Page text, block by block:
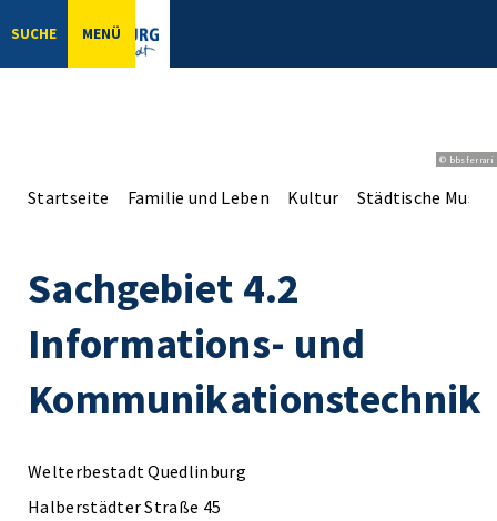
SUCHE MENÜ
© bbsferrari
Startseite Familie und Leben Kultur Städtische
Sachgebiet 4.2
Informations- und
Kommunikationstechnik
Welterbestadt Quedlinburg
Halberstädter Straße 45